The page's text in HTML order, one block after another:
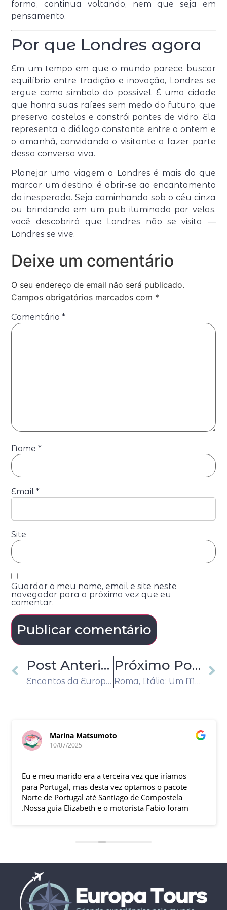
forma, continua voltando, nem que seja em
pensamento.
Por que Londres agora
Em um tempo em que o mundo parece buscar
equilíbrio entre tradição e inovação, Londres se
ergue como símbolo do possível. É uma cidade
que honra suas raízes sem medo do futuro, que
preserva castelos e constrói pontes de vidro. Ela
representa o diálogo constante entre o ontem e
o amanhã, convidando o visitante a fazer parte
dessa conversa viva.
Planejar uma viagem a Londres é mais do que
marcar um destino: é abrir-se ao encantamento
do inesperado. Seja caminhando sob o céu cinza
ou brindando em um pub iluminado por velas,
você descobrirá que Londres não se visita —
Londres se vive.
Deixe um comentário
O seu endereço de email não será publicado.
Campos obrigatórios marcados com *
Comentário*
Nome*
Email*
Site
Guardar o meu nome, email e site neste
navegador para a próxima vez que eu
comentar.
Post Anterior
Encantos da Europa Central: As Cidades Mais Belas de Amsterdã a Budapeste
Próximo Post
Roma, Itália: Um Mergulho na Cidade Eterna que Encanta Viajantes de Todo o Mundo
Marina Matsumoto
10/07/2025
Eu e meu marido era a terceira vez que iríamos
para Portugal, mas desta vez optamos o pacote
Norte de Portugal até Santiago de Compostela
.Nossa guia Elizabeth e o motorista Fabio foram
foram bem interessantes , passeios inclusos tipo
barco ,entrada em museus sem filas .
Pais todo está de parabéns ,tudo limpo , sem
pichação, super seguro ( andava com celular na
mão sem medo )